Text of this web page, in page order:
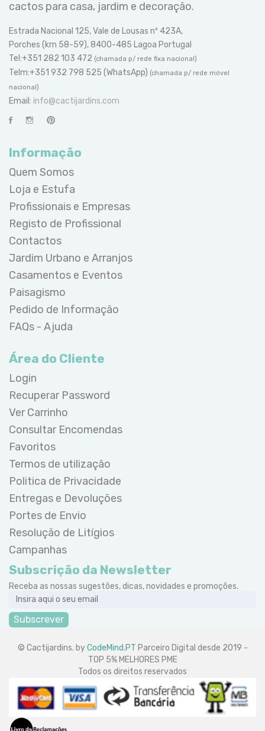
cactos para casa, jardim e decoração.
Estrada Nacional 125, Vale de Lousas nº 423A,
Porches (km 58-59), 8400-485 Lagoa Portugal
Tel:+351 282 103 472 (chamada p/ rede fixa nacional)
Telm:+351 932 798 525 (WhatsApp) (chamada p/ rede móvel
nacional)
Email: info@cactijardins.com
Informação
Quem Somos
Loja e Estufa
Profissionais e Empresas
Registo de Profissional
Contactos
Jardim Urbano e Arranjos
Casamentos e Eventos
Paisagismo
Pedido de Informação
FAQs - Ajuda
Área do Cliente
Login
Recuperar Password
Ver Carrinho
Consultar Encomendas
Favoritos
Termos de utilização
Politica de Privacidade
Entregas e Devoluções
Portes de Envio
Resolução de Litígios
Campanhas
Subscrição da Newsletter
Receba as nossas sugestões, dicas, novidades e promoções.
Subscrever
© Cactijardins. byCodeMind.PT Parceiro Digital desde 2019 -
TOP 5% MELHORES PME
Todos os direitos reservados